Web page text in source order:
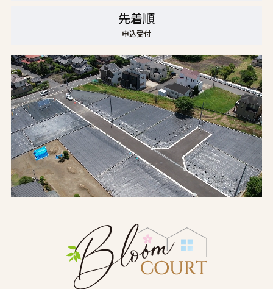
先着順
申込受付